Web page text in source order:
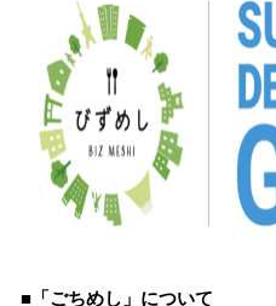
■「ごちめし」について